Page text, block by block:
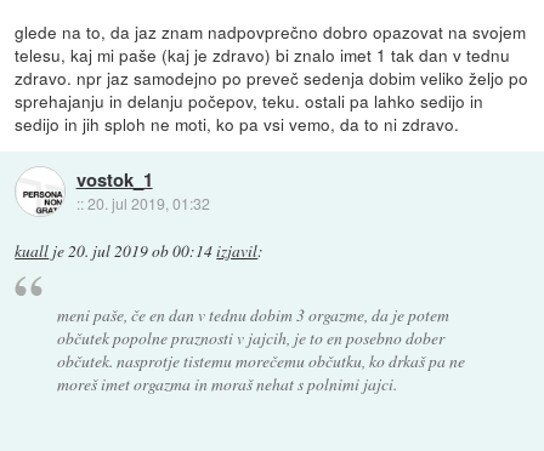
glede na to, da jaz znam nadpovprečno dobro opazovat na svojem
telesu, kaj mi paše (kaj je zdravo) bi znalo imet 1 tak dan v tednu
zdravo. npr jaz samodejno po preveč sedenja dobim veliko željo po
sprehajanju in delanju počepov, teku. ostali pa lahko sedijo in
sedijo in jih sploh ne moti, ko pa vsi vemo, da to ni zdravo.
vostok_1
::20. jul 2019, 01:32
kuall je20. jul 2019 ob 00:14izjavil:
meni paše, če en dan v tednu dobim 3 orgazme, da je potem
občutek popolne praznosti v jajcih, je to en posebno dober
občutek. nasprotje tistemu morečemu občutku, ko drkaš pa ne
moreš imet orgazma in moraš nehat s polnimi jajci.